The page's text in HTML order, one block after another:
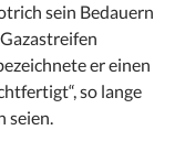
sein Bedauern
er einen
so lange
seien.